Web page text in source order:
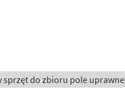
do zbioru pole uprawne